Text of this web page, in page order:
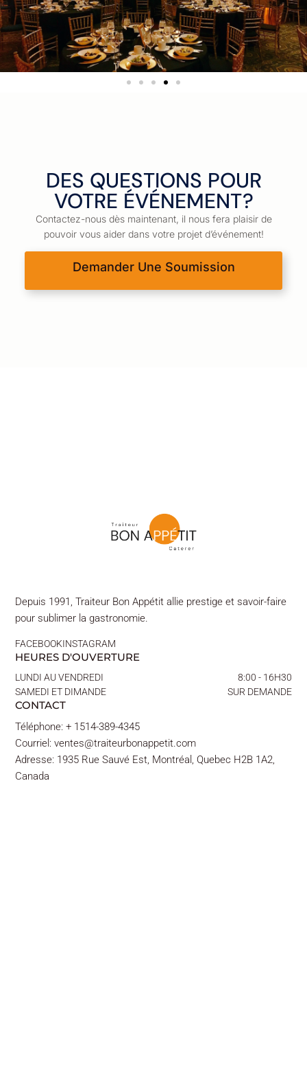
DES QUESTIONS POUR
VOTRE ÉVÉNEMENT?
Contactez-nous dès maintenant, il nous fera plaisir de
pouvoir vous aider dans votre projet d’événement!
Demander Une Soumission
Depuis 1991, Traiteur Bon Appétit allie prestige et savoir-faire
pour sublimer la gastronomie.
FACEBOOKINSTAGRAM
HEURES D'OUVERTURE
LUNDI AU VENDREDI
8:00 - 16H30
SAMEDI ET DIMANDE
SUR DEMANDE
CONTACT
Téléphone: + 1514-389-4345
Courriel: ventes@traiteurbonappetit.com
Adresse: 1935 Rue Sauvé Est, Montréal, Quebec H2B 1A2,
Canada